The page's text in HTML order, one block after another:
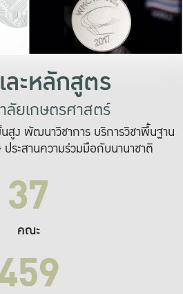
เปลี่ยนแปลง แล
เพื่อทำง
ระบบสารสนเทศ
ะหลักสูตร
ลัยเกษตรศาสตร์
ง พัฒนาวิชาการ บริการวิชาพื้นฐาน
ระสานความร่วมมือกับนานาชาติ
37
คณะ